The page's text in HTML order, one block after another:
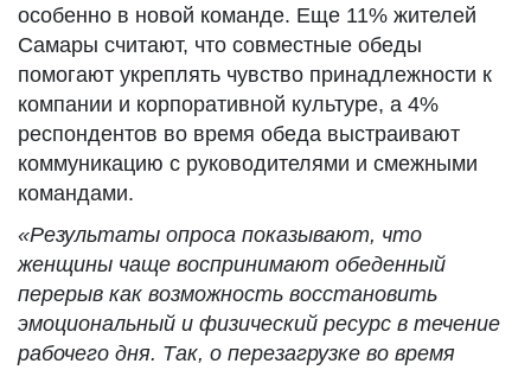
особенно в новой команде. Еще 11% жителей
Самары считают, что совместные обеды
помогают укреплять чувство принадлежности к
компании и корпоративной культуре, а 4%
респондентов во время обеда выстраивают
коммуникацию с руководителями и смежными
командами.
«Результаты опроса показывают, что
женщины чаще воспринимают обеденный
перерыв как возможность восстановить
эмоциональный и физический ресурс в течение
рабочего дня. Так, о перезагрузке во время